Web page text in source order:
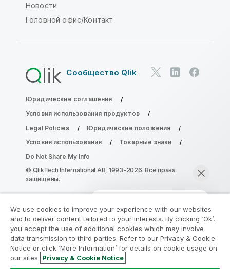
Новости
Головной офис/Контакт
Сообщество Qlik
Юридические соглашения
Условия использования продуктов
Legal Policies
Юридические положения
Условия использования
Товарные знаки
Do Not Share My Info
© QlikTech International AB, 1993-2026. Все права
защищены.
Присоединяйтесь к программе
модернизации аналитики
Модернизируйте ваши важные приложения QlikView
без ущерба с помощью программы модернизации
We use cookies to improve your experience with our websites
and to deliver content tailored to your interests. By clicking ‘Ok’,
you accept the use of additional cookies which may involve
data transmission to third parties. Refer to our Privacy & Cookie
Notice or click ‘More Information’ for details on cookie usage on
our sites. Privacy & Cookie Notice